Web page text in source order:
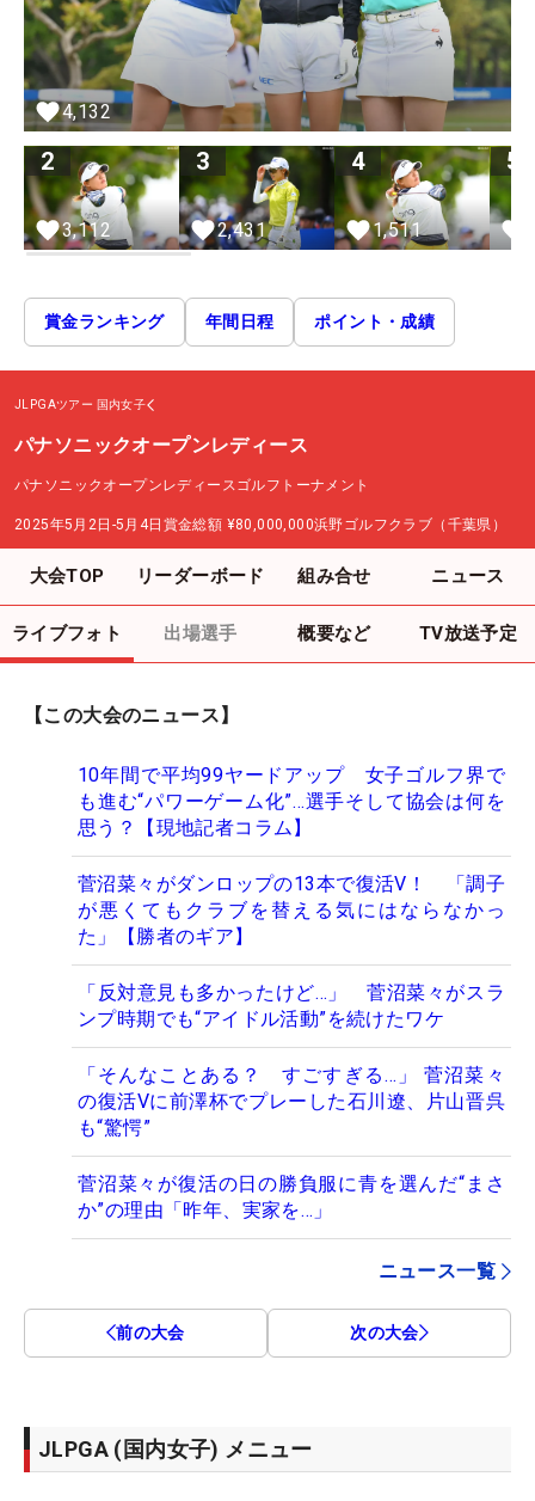
4,132
2
3,112
3
2,431
4
1,511
5
賞金ランキング 年間日程 ポイント・成績
JLPGAツアー 国内女子
パナソニックオープンレディース
パナソニックオープンレディースゴルフトーナメント
2025年5月2日-5月4日 賞金総額 ¥80,000,000浜野ゴルフクラブ（千葉県）
大会TOP リーダーボード 組み合せ ニュース
ライブフォト 出場選手 概要など TV放送予定
【この大会のニュース】
10年間で平均99ヤードアップ 女子ゴルフ界で
も進む“パワーゲーム化”…選手そして協会は何を
思う？【現地記者コラム】
菅沼菜々がダンロップの13本で復活V！ 「調子
が悪くてもクラブを替える気にはならなかっ
た」【勝者のギア】
「反対意見も多かったけど…」 菅沼菜々がスラ
ンプ時期でも“アイドル活動”を続けたワケ
「そんなことある？ すごすぎる…」 菅沼菜々
の復活Vに前澤杯でプレーした石川遼、片山晋呉
も“驚愕”
菅沼菜々が復活の日の勝負服に青を選んだ“まさ
か”の理由「昨年、実家を…」
ニュース一覧
前の大会 次の大会
JLPGA (国内女子) メニュー